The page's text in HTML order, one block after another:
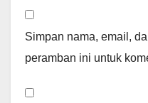
Simpan nama, email,
peramban ini untuk